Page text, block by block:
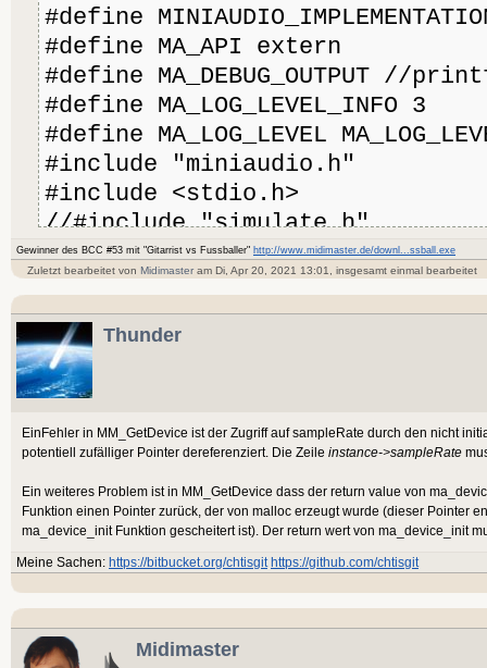
Repeat
Cls
DrawText "Move your
frequencies" , 100,100
DrawText
"memory="
100,130
DrawText
Delay 0
Flip 1
Until AppTerminate()
'GCResume
Miniaudio.KillDevice()
End
Function MyCallBack(a%, Buffer:
RecordingBuffer:Byte Ptr,
Local
Sample:TBank=CreateStaticBank
For Local i%=0 To
        arc1=arc1+
Const SUCCESS:
Field
Device: Byte Ptr , DeviceBank:
Global
Method
GetDeviceConfig:Int(DeviceType:
If
Return False
DeviceType>
_DeviceConfigInit(DeviceType)
Return False
Return
End Method
#define
#define MA_API extern
#define MA_DEBUG_OUTPUT //
#define MA_LOG_LEVEL_INFO 3
#define MA_LOG_LEVEL
#include "miniaudio.h"
#include <stdio.h>
//#include "simulate.h"
struct ma_device_config
struct ma_device_config
int length = sizeof(struct
instance = (struct
malloc(length);
*instance=
printf("set sample rate=
>sampleRate);
return instance;
}
Gewinner des BCC #53 mit "Gitarrist vs Fussballer" http://www.midimaster.de/downl...ssball.exe
Zuletzt bearbeitet von Midimasteram Di, Apr 20, 2021 13:01, insgesamt einmal bearbeitet
Thunder
EinFehler in MM_GetDevice ist der Zugriff auf sampleRate durch den nicht
potentiell zufälliger Pointer dereferenziert. Die Zeile instance->sampleRate
Ein weiteres Problem ist in MM_GetDevice dass der return value von
Funktion einen Pointer zurück, der von malloc erzeugt wurde (dieser Pointer
ma_device_init Funktion gescheitert ist). Der return wert von ma_device_init
Meine Sachen: https://bitbucket.org/chtisgit https://github.com/chtisgit
Midimaster